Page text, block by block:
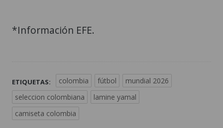
*Información EFE.
ETIQUETAS: colombia fútbol
mundial 2026
seleccion colombiana
lamine yamal
camiseta colombia